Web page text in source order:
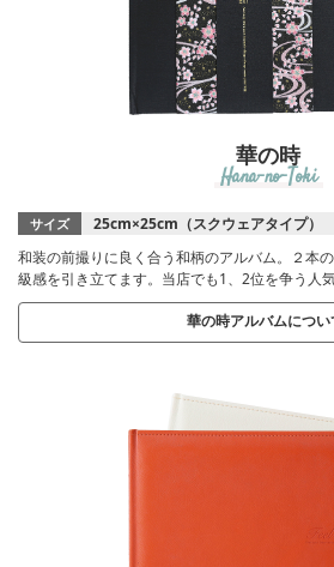
華の時
Hana-no-Toki
サイズ
25cm×25cm（スクウェアタイプ）
和装の前撮りに良く合う和柄のアルバム。２本
級感を引き立てます。当店でも1、2位を争う人
華の時アルバムについ